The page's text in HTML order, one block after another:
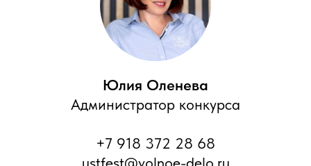
Юлия Оленева
Администратор конкурса
+7 918 372 28 68
ustfest@volnoe-delo.ru